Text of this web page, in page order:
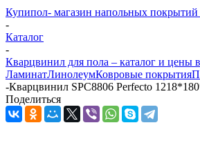
Купипол- магазин напольных покрытий
-
Каталог
-
Кварцвинил для пола – каталог и цены
ЛаминатЛинолеумКовровые покрытия
-Кварцвинил SPC8806 Perfecto
Поделиться